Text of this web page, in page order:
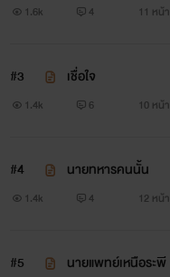
1.6k 4 11 หน้า
#3 เชื่อใจ
1.4k 6 10 หน้า
#4 นายทหารคนนั้น
1.4k 4 12 หน้า
#5 นายแพทย์เหนือระพี